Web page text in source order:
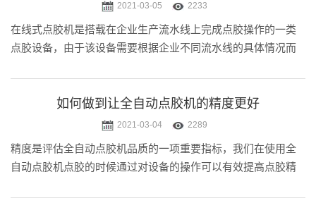
2021-03-05 2233
在线式点胶机是搭载在企业生产流水线上完成点胶操作的一类
点胶设备，由于该设备需要根据企业不同流水线的具体情况而
如何做到让全自动点胶机的精度更好
2021-03-04 2289
精度是评估全自动点胶机品质的一项重要指标，我们在使用全
自动点胶机点胶的时候通过对设备的操作可以有效提高点胶精